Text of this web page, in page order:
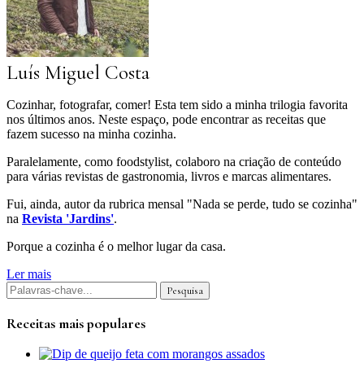
Luís Miguel Costa
Cozinhar, fotografar, comer! Esta tem sido a minha trilogia favorita
nos últimos anos. Neste espaço, pode encontrar as receitas que
fazem sucesso na minha cozinha.
Paralelamente, como foodstylist, colaboro na criação de conteúdo
para várias revistas de gastronomia, livros e marcas alimentares.
Fui, ainda, autor da rubrica mensal "Nada se perde, tudo se cozinha"
na Revista 'Jardins'.
Porque a cozinha é o melhor lugar da casa.
Ler mais
Receitas mais populares